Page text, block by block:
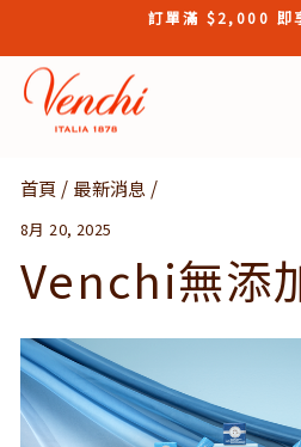
content
訂單滿 $2,000 即
首頁 / 最新消息 /
8月 20, 2025
Venchi無添